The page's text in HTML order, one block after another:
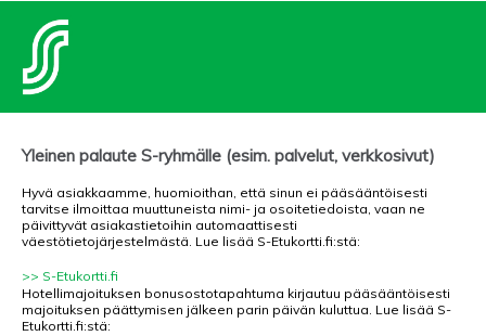
Yleinen palaute S-ryhmälle (esim. palvelut, verkkosivut)
Hyvä asiakkaamme, huomioithan, että sinun ei pääsääntöisesti
tarvitse ilmoittaa muuttuneista nimi- ja osoitetiedoista, vaan ne
päivittyvät asiakastietoihin automaattisesti
väestötietojärjestelmästä. Lue lisää S-Etukortti.fi:stä:
>> S-Etukortti.fi
Hotellimajoituksen bonusostotapahtuma kirjautuu pääsääntöisesti
majoituksen päättymisen jälkeen parin päivän kuluttua. Lue lisää S-
Etukortti.fi:stä: